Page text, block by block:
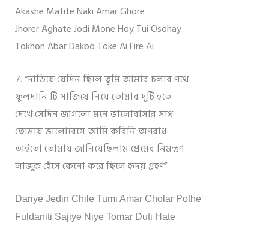
Akashe Matite Naki Amar Ghore
Jhorer Aghate Jodi Mone Hoy Tui Osohay
Tokhon Abar Dakbo Toke Ai Fire Ai
7. “দাড়িয়ে যেদিন ছিলে তুমি আমার চলার পথে
ফুলদানি টি সাজিয়ে নিয়ে তোমার দুটি হতে
দেখে সেদিন জাগলো মনে ভালোবাসার সাধ
তোমায় ভালোবেসে আমি করিনি অপরাধ
তাইতো তোমায় জানিয়েছিলাম প্রেমের নিমন্ত্রণ
লাজুক হেঁসে কেনো করে ছিলে হৃদয় গ্রহণ”
Dariye Jedin Chile Tumi Amar Cholar Pothe
Fuldaniti Sajiye Niye Tomar Duti Hate